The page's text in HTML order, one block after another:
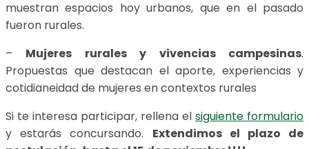
muestran espacios hoy urbanos, que en el pasado
fueron rurales.
– Mujeres rurales y vivencias campesinas.
Propuestas que destacan el aporte, experiencias y
cotidianeidad de mujeres en contextos rurales
Si te interesa participar, rellena el siguiente formulario
y estarás concursando. Extendimos el plazo de